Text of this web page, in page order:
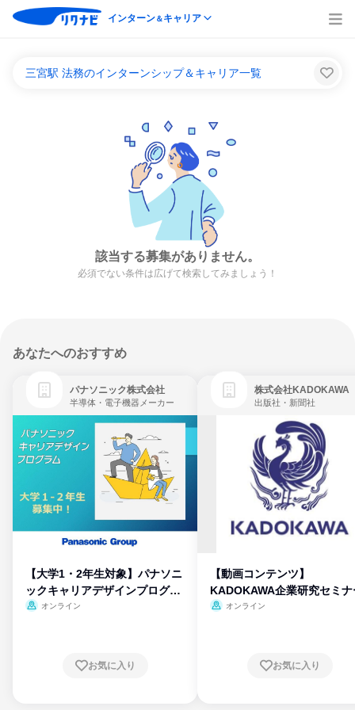
インターン＆キャリア
三宮駅 法務のインターンシップ＆キャリア一覧
該当する募集がありません。
必須でない条件は広げて検索してみましょう！
あなたへのおすすめ
パナソニック株式会社
半導体・電子機器メーカー
【大学1・2年生対象】パナソニ
ックキャリアデザインプログラ
ム
オンライン
お気に入り
株式会社KADOKAWA
出版社・新聞社
【動画コンテンツ】
KADOKAWA企業研究セミナ
オンライン
お気に入り